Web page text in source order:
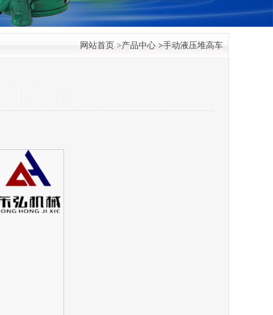
网站首页 >产品中心 >手动液压堆高车